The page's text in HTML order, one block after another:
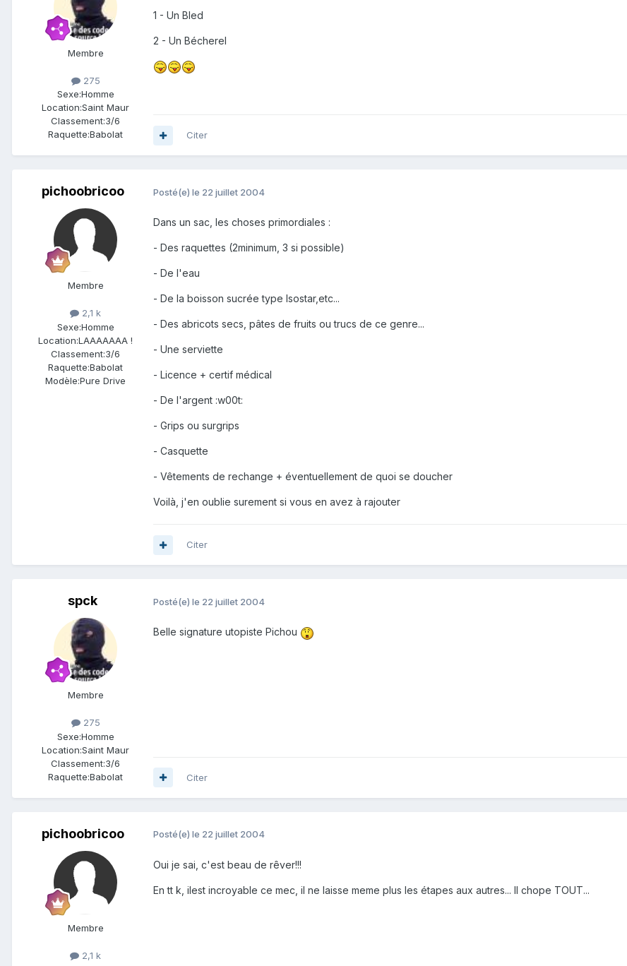
Membre
275
Sexe:Homme
Location:Saint Maur
Classement:3/6
Raquette:Babolat
1 - Un Bled
2 - Un Bécherel
Citer
pichoobricoo
Membre
2,1 k
Sexe:Homme
Location:LAAAAAAA !
Classement:3/6
Raquette:Babolat
Modèle:Pure Drive
Posté(e) le 22 juillet 2004
Dans un sac, les choses primordiales :
- Des raquettes (2minimum, 3 si possible)
- De l'eau
- De la boisson sucrée type Isostar,etc...
- Des abricots secs, pâtes de fruits ou trucs de ce genre...
- Une serviette
- Licence + certif médical
- De l'argent :w00t:
- Grips ou surgrips
- Casquette
- Vêtements de rechange + éventuellement de quoi se doucher
Voilà, j'en oublie surement si vous en avez à rajouter
Citer
spck
Membre
275
Sexe:Homme
Location:Saint Maur
Classement:3/6
Raquette:Babolat
Posté(e) le 22 juillet 2004
Belle signature utopiste Pichou
Citer
pichoobricoo
Membre
2,1 k
Posté(e) le 22 juillet 2004
Oui je sai, c'est beau de rêver!!!
En tt k, ilest incroyable ce mec, il ne laisse meme plus les étapes aux autres... Il chope TOUT...